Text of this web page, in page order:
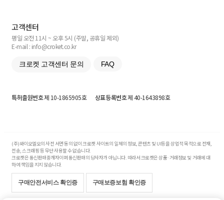
고객센터
평일 오전 11시 ~ 오후 5시 (주말, 공휴일 제외)
E-mail : info@croket.co.kr
크로켓 고객센터 문의 FAQ
특허출원번호제 10-1865905호 상표등록번호제 40-1643898호
(주)와이오엘오의 사전 서면 동의 없이 크로켓 사이트의 일체의 정보, 콘텐츠 및 UI등을 상업적 목적으로 전재,
전송, 스크래핑 등 무단 사용할 수 없습니다.
크로켓은 통신판매중개자이며 통신판매의 당사자가 아닙니다. 따라서 크로켓은 상품·거래정보 및 거래에 대
하여 책임을 지지 않습니다.
구매안전서비스 확인증 구매보증보험 확인증